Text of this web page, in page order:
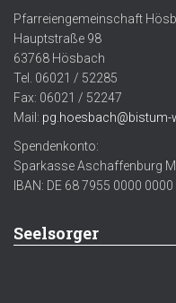
Pfarreiengemeinschaft
Hauptstraße 98
63768 Hösbach
Tel. 06021 / 52285
Fax: 06021 / 52247
Mail: pg.hoesbach@bistum-
Spendenkonto:
Sparkasse Aschaffenburg
IBAN: DE 68 7955 0000
Seelsorger